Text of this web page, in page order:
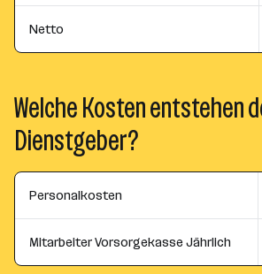
Netto
Welche Kosten entstehen
Dienstgeber?
Personalkosten
Mitarbeiter Vorsorgekasse Jährlich